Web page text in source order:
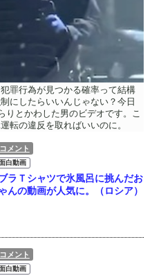
罪行為が見つかる確率って結構
にしたらいいんじゃない？今日
りとかわした男のビデオです。こ
転の違反を取ればいいのに。
コメント
白動画
ラＴシャツで氷風呂に挑んだお
んの動画が人気に。（ロシア）
コメント
白動画